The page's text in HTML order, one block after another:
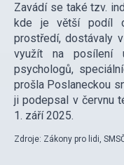
Zavádí se také tzv.
kde je větší podíl
prostředí, dostávaly
využít na posílení
psychologů,
prošla Poslaneckou
ji podepsal v červnu
1. září 2025.
Zdroje: Zákony pro lidi,